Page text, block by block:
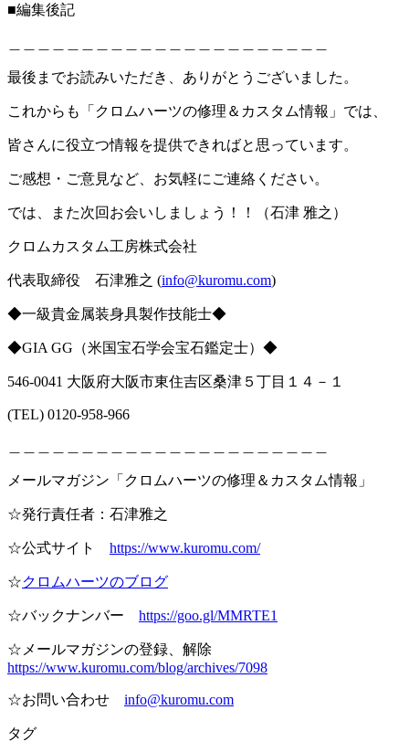
■編集後記
最後までお読みいただき、ありがとうございました。
これからも「クロムハーツの修理＆カスタム情報」では、
皆さんに役立つ情報を提供できればと思っています。
ご感想・ご意見など、お気軽にご連絡ください。
では、また次回お会いしましょう！！（石津 雅之）
クロムカスタム工房株式会社
代表取締役 石津雅之 (info@kuromu.com)
◆一級貴金属装身具製作技能士◆
◆GIA GG（米国宝石学会宝石鑑定士）◆
546-0041 大阪府大阪市東住吉区桑津５丁目１４－１
(TEL) 0120-958-966
メールマガジン「クロムハーツの修理＆カスタム情報」
☆発行責任者：石津雅之
☆公式サイト https://www.kuromu.com/
☆クロムハーツのブログ
☆バックナンバー https://goo.gl/MMRTE1
☆メールマガジンの登録、解除
https://www.kuromu.com/blog/archives/7098
☆お問い合わせ info@kuromu.com
タグ